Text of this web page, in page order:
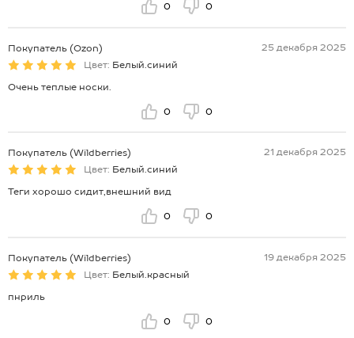
0 0
Покупатель (Ozon)
25 декабря 2025
Цвет: Белый.синий
Очень теплые носки.
0 0
Покупатель (Wildberries)
21 декабря 2025
Цвет: Белый.синий
Теги хорошо сидит,внешний вид
0 0
Покупатель (Wildberries)
19 декабря 2025
Цвет: Белый.красный
пнриль
0 0